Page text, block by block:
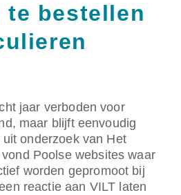
te bestellen
jaar verboden voor
maar blijft eenvoudig
onderzoek van Het
Poolse websites waar
worden gepromoot bij
reactie aan VILT laten